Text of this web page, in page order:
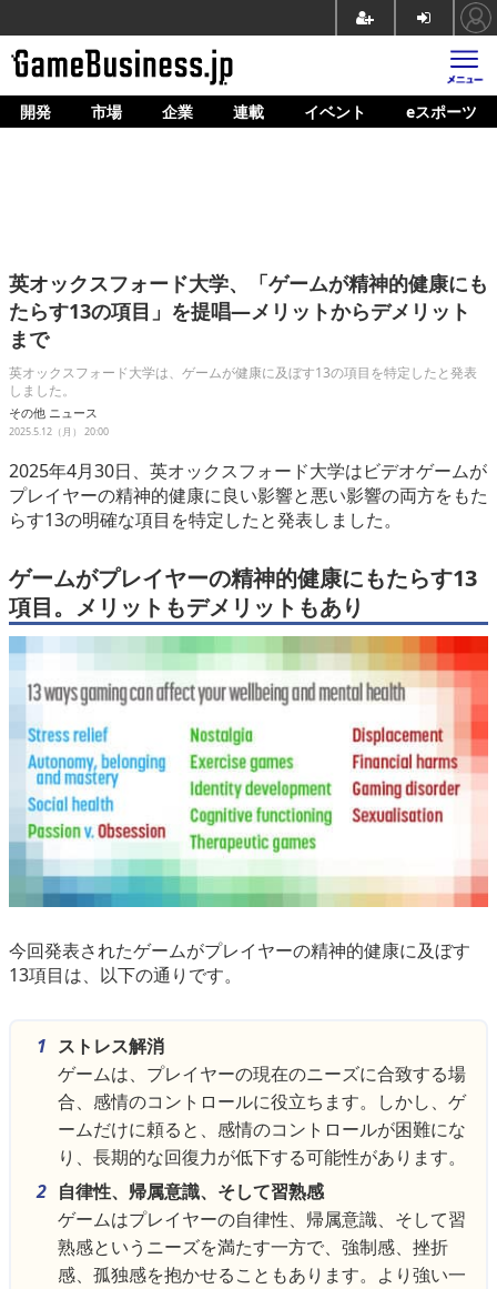
ホーム
企業動向
人材育成
産業政策
連載
イベント/セミナー
eスポーツ
開発 市場 企業 連載 イベント eスポーツ
英オックスフォード大学、「ゲームが精神的健康にも
たらす13の項目」を提唱―メリットからデメリット
まで
英オックスフォード大学は、ゲームが健康に及ぼす13の項目を特定したと発表
しました。
その他 ニュース
2025.5.12（月） 20:00
2025年4月30日、英オックスフォード大学はビデオゲームが
プレイヤーの精神的健康に良い影響と悪い影響の両方をもた
らす13の明確な項目 を特定したと発表しました。
ゲームがプレイヤーの精神的健康にもたらす13
項目。メリットもデメリットもあり
今回発表されたゲームがプレイヤーの精神的健康に及ぼす
13項目は、以下の通りです。
ストレス解消
ゲームは、プレイヤーの現在のニーズに合致する場
合、感情のコントロールに役立ちます。しかし、ゲ
ームだけに頼ると、感情のコントロールが困難にな
り、長期的な回復力が低下する可能性があります。
自律性、帰属意識、そして習熟感
ゲームはプレイヤーの自律性、帰属意識、そして習
熟感というニーズを満たす一方で、強制感、挫折
感、孤独感を抱かせることもあります。より強い一